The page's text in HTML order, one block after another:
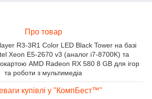
Про товар
R3-3R1 Color LED Black Tower на базі
Xeon E5-2670 v3 (аналог i7-8700K) та
AMD Radeon RX 580 8 GB для ігор
та роботи з мультимедіа
купівлі у "КомпБест™"